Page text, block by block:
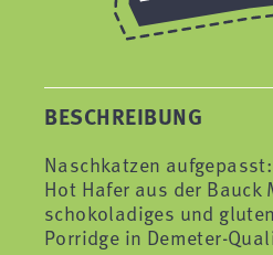
BESCHREIBUNG
Naschkatzen
Hot Hafer aus der Bauck
schokoladiges und
Porridge in Demeter-